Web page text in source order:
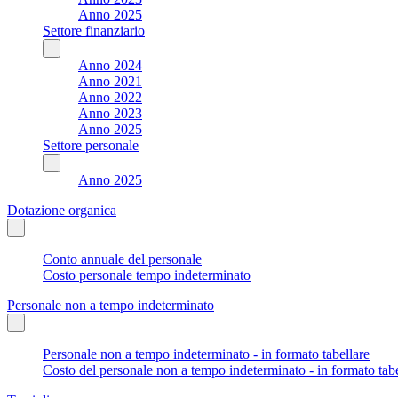
Anno 2025
Settore finanziario
Anno 2024
Anno 2021
Anno 2022
Anno 2023
Anno 2025
Settore personale
Anno 2025
Dotazione organica
Conto annuale del personale
Costo personale tempo indeterminato
Personale non a tempo indeterminato
Personale non a tempo indeterminato - in formato tabellare
Costo del personale non a tempo indeterminato - in formato